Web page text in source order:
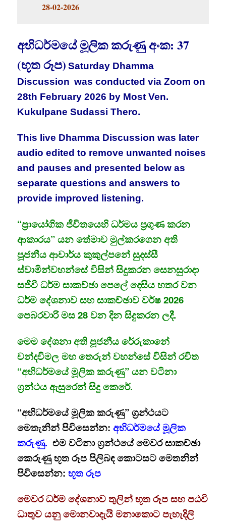
28-02-2026
අභිධර්මයේ මූලික කරුණු අංක: 37
(භූත රූප) Saturday Dhamma
Discussion was conducted via Zoom on
28th February 2026 by Most Ven.
Kukulpane Sudassi Thero.
This live Dhamma Discussion was later
audio edited to remove unwanted noises
and pauses and presented below as
separate questions and answers to
provide improved listening.
“ප්‍රායෝගික ජීවිතයෙහි ධර්මය ප්‍රගුණ කරන
ආකාරය” යන තේමාව මුල්කරගෙන අති
පූජනීය ආචාර්ය කුකුල්පනේ සුදස්සී
ස්වාමින්වහන්සේ විසින් සිදුකරන සෙනසුරාදා
සජීවී ධර්ම සාකච්ඡා පෙලේ දෙසිය හතර වන
ධර්ම දේශනාව සහ සාකච්ඡාව වර්ෂ 2026
පෙබරවාරි මස 28 වන දින සිදුකරන ලදී.
මෙම දේශනා අති පූජනීය රේරුකානේ
චන්දවිමල මහ තෙරුන් වහන්සේ විසින් රචිත
“අභිධර්මයේ මූලික කරුණු” යන වටිනා
ග්‍රන්ථය ඇසුරෙන් සිදු කෙරේ.
“අභිධර්මයේ මූලික කරුණු” ග්‍රන්ථයට
මෙතැනින් පිවිසෙන්න: අභිධර්මයේ මූලික
කරුණු. එම වටිනා ග්‍රන්ථයේ මෙවර සාකච්ඡා
කෙරුණු භූත රූප පිලිබඳ කොටසට මෙතනින්
පිවිසෙන්න:භූත රූප
මෙවර ධර්ම දේශනාව තුලින් භූත රූප සහ පඨවි
ධාතුව යනු මොනවාදැයි මනාකොට පැහැදිලි